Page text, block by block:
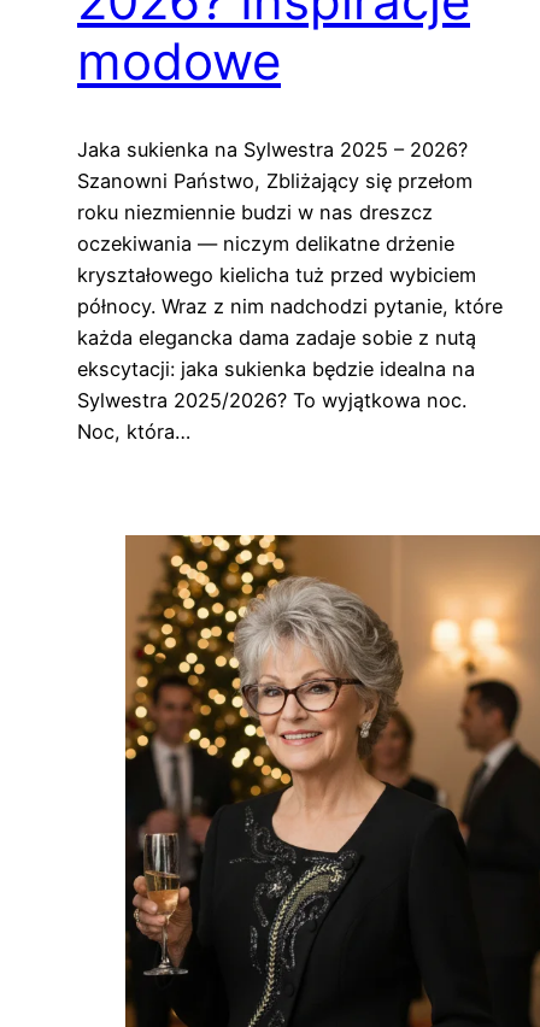
modowe
Jaka sukienka na Sylwestra 2025 – 2026?
Szanowni Państwo, Zbliżający się przełom
roku niezmiennie budzi w nas dreszcz
oczekiwania — niczym delikatne drżenie
kryształowego kielicha tuż przed wybiciem
północy. Wraz z nim nadchodzi pytanie, które
każda elegancka dama zadaje sobie z nutą
ekscytacji: jaka sukienka będzie idealna na
Sylwestra 2025/2026? To wyjątkowa noc.
Noc, która…